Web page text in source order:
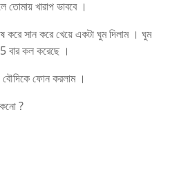
খারাপ ভাববে ।
সান করে খেয়ে একটা ঘুম দিলাম । ঘুম
বার কল করেছে ।
বৌদিকে ফোন করলাম ।
?